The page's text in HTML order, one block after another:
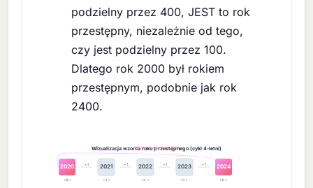
podzielny przez 400, JEST to rok
przestępny, niezależnie od tego,
czy jest podzielny przez 100.
Dlatego rok 2000 był rokiem
przestępnym, podobnie jak rok
2400.
Wizualizacja wzorca roku przestępnego (cykl 4-letni)
2020
÷4 ✓
+1 2021
÷4 ✗
+1 2022
÷4 ✗
+1 2023
÷4 ✗
+1 2024
÷4 ✓
Cykl powtarza się co 4 lata